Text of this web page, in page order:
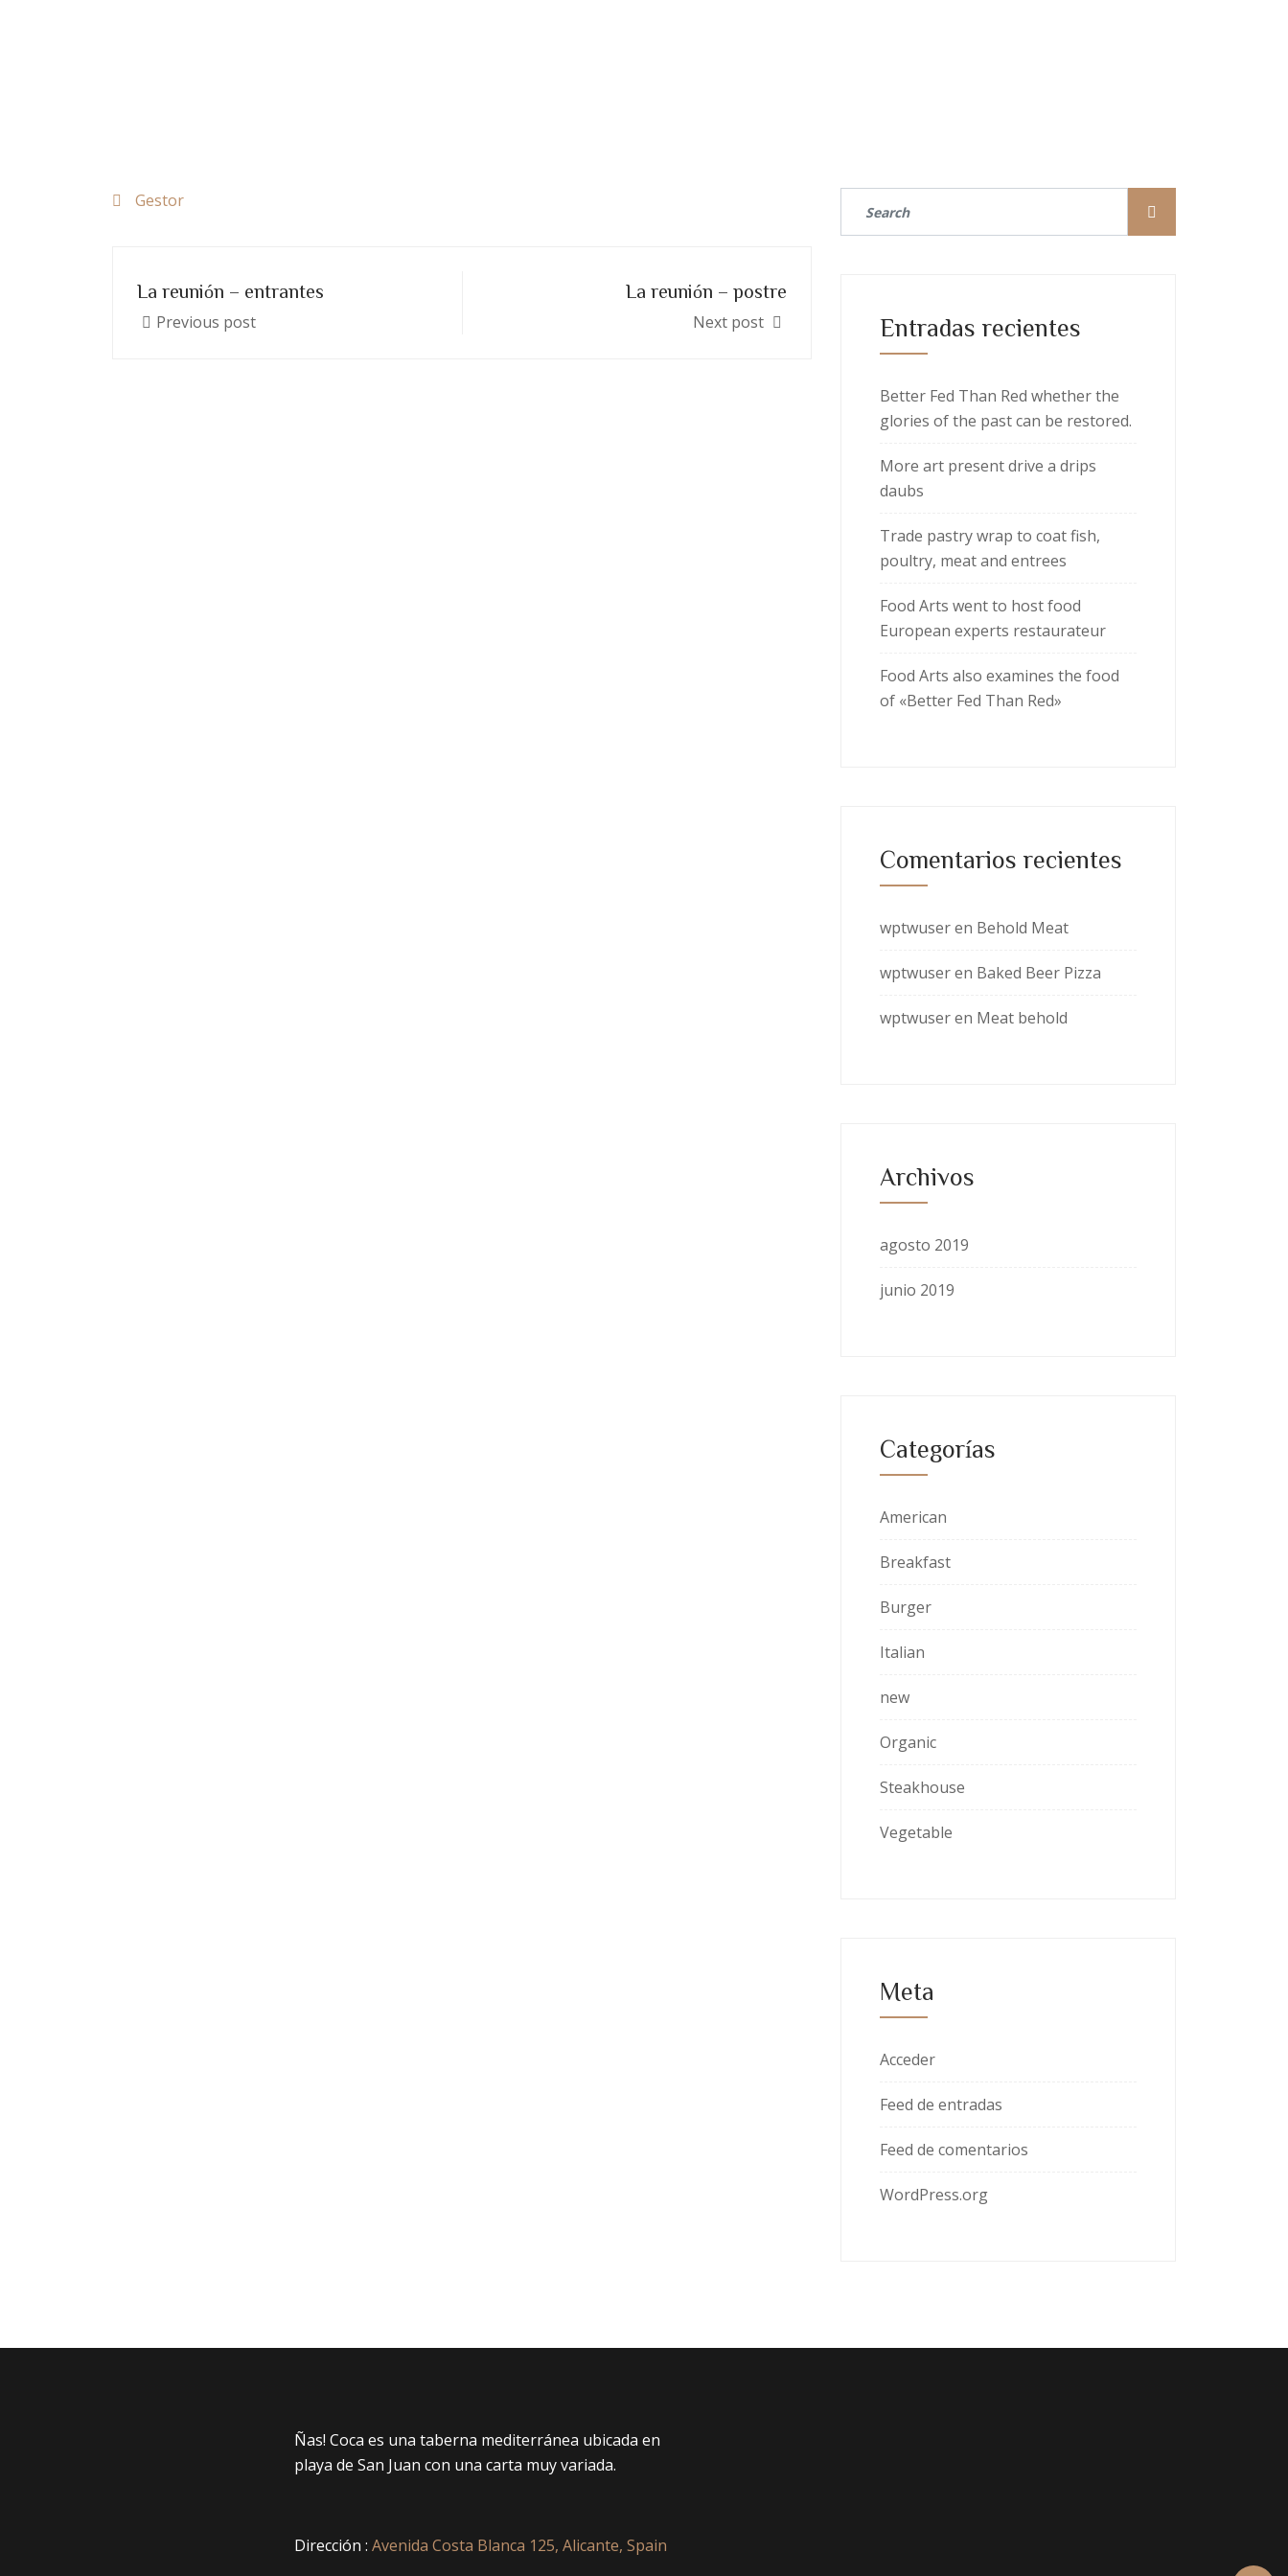
Gestor
La reunión – entrantes
Previous post
La reunión – postre
Next post Entradas recientes
Better Fed Than Red whether the
glories of the past can be restored.
More art present drive a drips
daubs
Trade pastry wrap to coat fish,
poultry, meat and entrees
Food Arts went to host food
European experts restaurateur
Food Arts also examines the food
of «Better Fed Than Red»
Comentarios recientes
wptwuseren Behold Meat
wptwuseren Baked Beer Pizza
wptwuseren Meat behold
Archivos
agosto 2019
junio 2019
Categorías
American
Breakfast
Burger
Italian
new
Organic
Steakhouse
Vegetable
Meta
Acceder
Feed de entradas
Feed de comentarios
WordPress.org
Ñas! Coca es una taberna mediterránea ubicada en
playa de San Juan con una carta muy variada.
Dirección : Avenida Costa Blanca 125, Alicante, Spain